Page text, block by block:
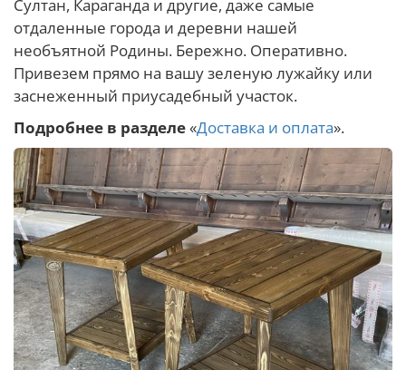
Султан, Караганда и другие, даже самые
отдаленные города и деревни нашей
необъятной Родины. Бережно. Оперативно.
Привезем прямо на вашу зеленую лужайку или
заснеженный приусадебный участок.
Подробнее в разделе«Доставка и оплата».